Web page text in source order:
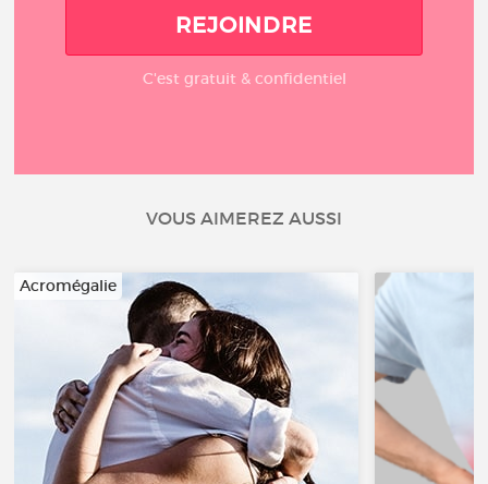
REJOINDRE
C'est gratuit & confidentiel
VOUS AIMEREZ AUSSI
Acromégalie